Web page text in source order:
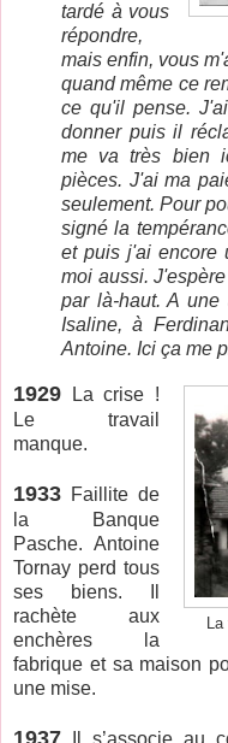
tardé à vous
répondre,
mais enfin, vous
quand même ce
ce qu'il pense.
donner puis il
me va très bien
pièces. J'ai ma
seulement. Pour
signé la
et puis j'ai encore
moi aussi.
par là-haut. A
Isaline, à
Antoine. Ici ça me
1929 La crise !
Le travail
manque.
1933 Faillite de
la Banque
Pasche. Antoine
Tornay perd tous
ses biens. Il
rachète aux
enchères la
fabrique et sa maison
une mise.